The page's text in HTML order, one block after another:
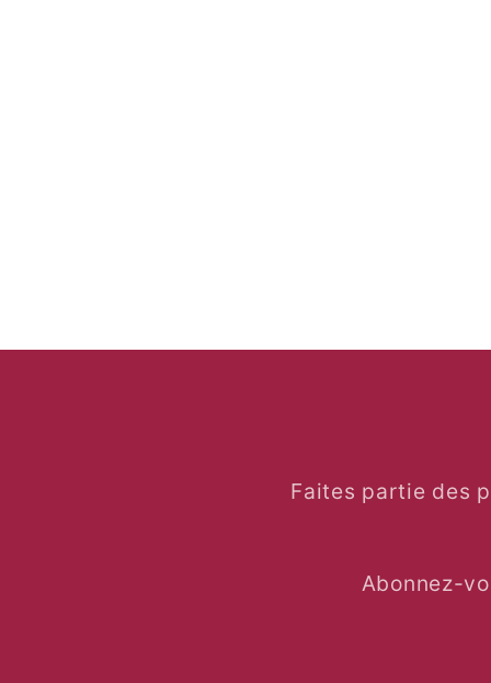
Faites partie des
Abonnez-